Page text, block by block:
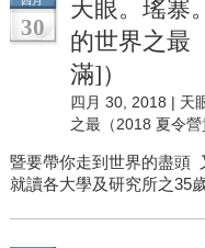
30
天眼。瑤寨
的世界之最
滿]）
四月 30, 2018 | 天
之最（2018 夏令
暨要帶你走到世界的盡頭
就讀各大學及研究所之